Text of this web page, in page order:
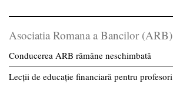
Asociatia Romana a Bancilor (ARB)
Conducerea ARB rămâne neschimbată
Lecții de educație financiară pentru profesori